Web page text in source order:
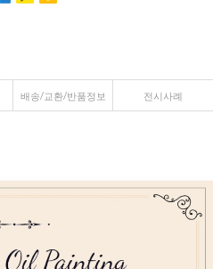
배송/교환/반품정보 전시사례